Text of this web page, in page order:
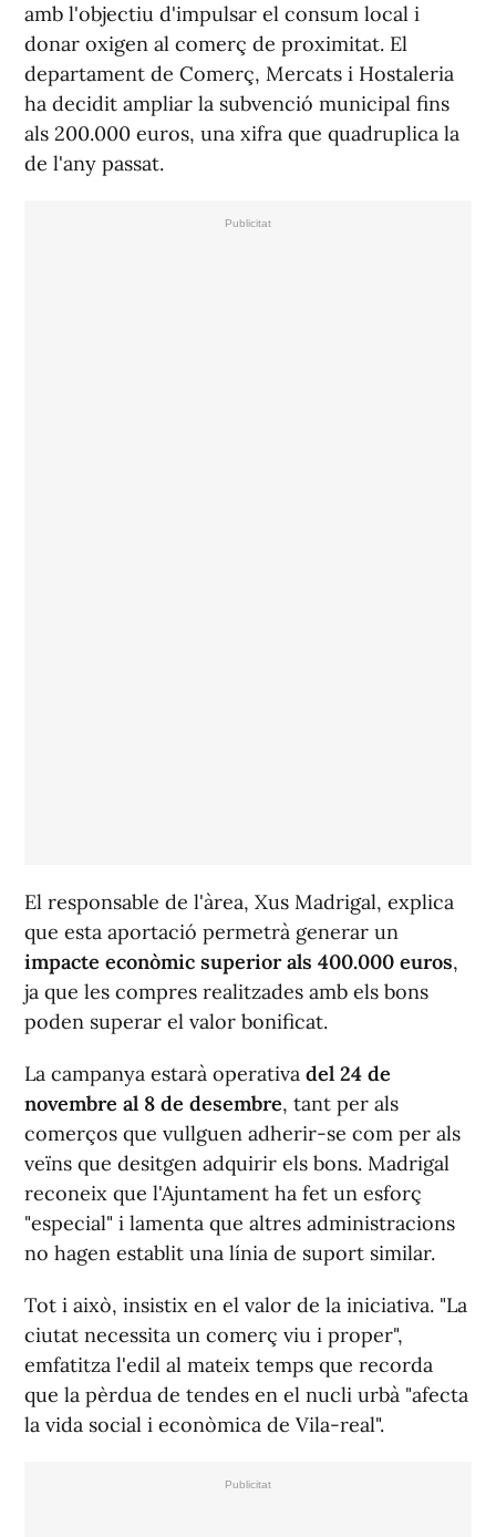
amb l'objectiu d'impulsar el consum local i
donar oxigen al comerç de proximitat. El
departament de Comerç, Mercats i Hostaleria
ha decidit ampliar la subvenció municipal fins
als 200.000 euros, una xifra que quadruplica la
de l'any passat.
El responsable de l'àrea, Xus Madrigal, explica
que esta aportació permetrà generar un
impacte econòmic superior als 400.000 euros,
ja que les compres realitzades amb els bons
poden superar el valor bonificat.
La campanya estarà operativa del 24 de
novembre al 8 de desembre, tant per als
comerços que vullguen adherir-se com per als
veïns que desitgen adquirir els bons. Madrigal
reconeix que l'Ajuntament ha fet un esforç
"especial" i lamenta que altres administracions
no hagen establit una línia de suport similar.
Tot i això, insistix en el valor de la iniciativa. "La
ciutat necessita un comerç viu i proper",
emfatitza l'edil al mateix temps que recorda
que la pèrdua de tendes en el nucli urbà "afecta
la vida social i econòmica de Vila-real".